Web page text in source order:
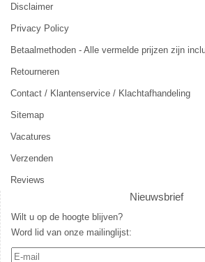
Disclaimer
Privacy Policy
Betaalmethoden - Alle vermelde prijzen zijn
Retourneren
Contact / Klantenservice / Klachtafhandeling
Sitemap
Vacatures
Verzenden
Reviews
Nieuwsbrief
Wilt u op de hoogte blijven?
Word lid van onze mailinglijst: